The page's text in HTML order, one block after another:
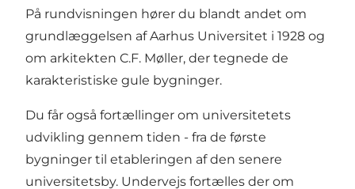
På rundvisningen hører du blandt andet om
grundlæggelsen af Aarhus Universitet i 1928 og
om arkitekten C.F. Møller, der tegnede de
karakteristiske gule bygninger.
Du får også fortællinger om universitetets
udvikling gennem tiden - fra de første
bygninger til etableringen af den senere
universitetsby. Undervejs fortælles der om